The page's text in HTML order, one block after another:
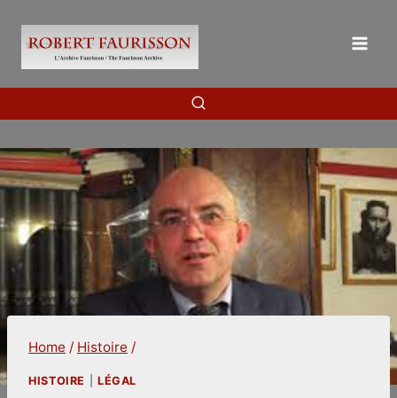
content
Home / Histoire /
HISTOIRE LÉGAL